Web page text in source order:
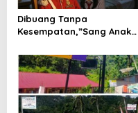
Dibuang Tanpa
Kesempatan,”Sang Anak
Tua Meneruskan ke Ranah
Hukum”